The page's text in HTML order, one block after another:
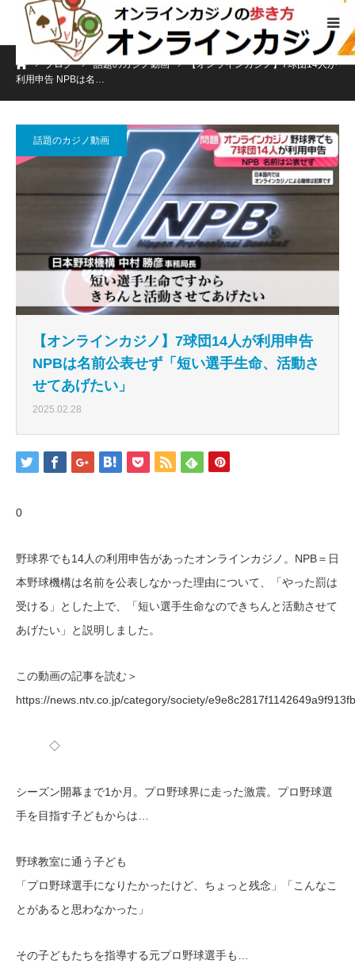
ホームブログ 話題のカジノ動画
【オンラインカジノ】7球団14人が
利用申告 NPBは名…
話題のカジノ動画
【オンラインカジノ】7球団14人が利用申告
NPBは名前公表せず「短い選手生命、活動さ
せてあげたい」
2025.02.28
0
野球界でも14人の利用申告があったオンラインカジノ。NPB＝日
本野球機構は名前を公表しなかった理由について、「やった罰は
受ける」とした上で、「短い選手生命なのできちんと活動させて
あげたい」と説明しました。
この動画の記事を読む＞
https://news.ntv.co.jp/category/society/
◇
シーズン開幕まで1か月。プロ野球界に走った激震。プロ野球選
手を目指す子どもからは…
野球教室に通う子ども
「プロ野球選手になりたかったけど、ちょっと残念」「こんなこ
とがあると思わなかった」
その子どもたちを指導する元プロ野球選手も…